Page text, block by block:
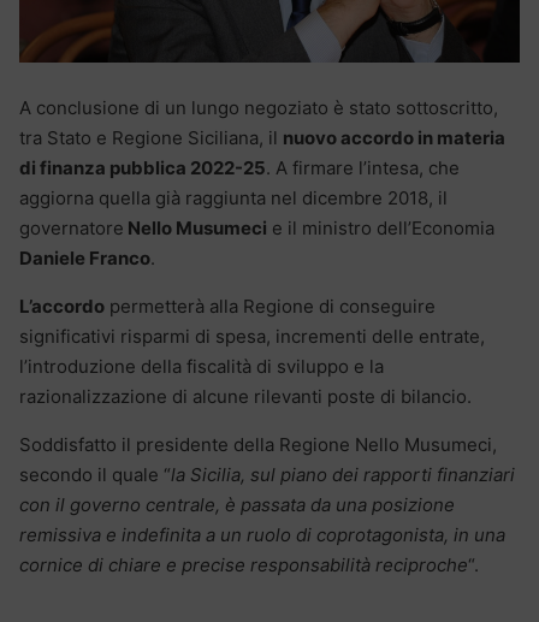
A conclusione di un lungo negoziato è stato sottoscritto,
tra Stato e Regione Siciliana, il nuovo accordo in materia
di finanza pubblica 2022-25. A firmare l’intesa, che
aggiorna quella già raggiunta nel dicembre 2018, il
governatore Nello Musumeci e il ministro dell’Economia
Daniele Franco.
L’accordo permetterà alla Regione di conseguire
significativi risparmi di spesa, incrementi delle entrate,
l’introduzione della fiscalità di sviluppo e la
razionalizzazione di alcune rilevanti poste di bilancio.
Soddisfatto il presidente della Regione Nello Musumeci,
secondo il quale “la Sicilia, sul piano dei rapporti finanziari
con il governo centrale, è passata da una posizione
remissiva e indefinita a un ruolo di coprotagonista, in una
cornice di chiare e precise responsabilità reciproche“.